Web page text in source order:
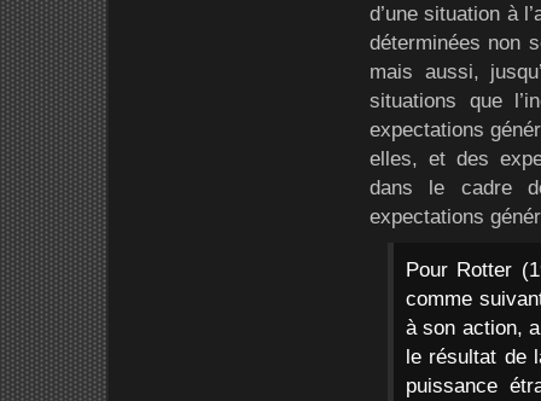
d’une situation à
déterminées non
mais aussi,
situations que
expectations
elles, et des
dans le cadre
expectations
Pour Rotter
comme
à son action,
le résultat de
puissance